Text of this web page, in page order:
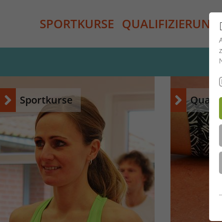
SPORTKURSE QUALIFIZIERUNG
Sportkurse